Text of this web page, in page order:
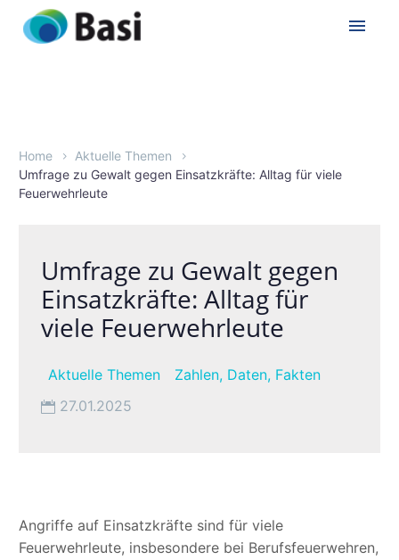
Home
Aktuelle Themen
Umfrage zu Gewalt gegen Einsatzkräfte: Alltag für viele
Feuerwehrleute
Umfrage zu Gewalt gegen
Einsatzkräfte: Alltag für
viele Feuerwehrleute
Aktuelle Themen
Zahlen, Daten, Fakten
27.01.2025
Angriffe auf Einsatzkräfte sind für viele
Feuerwehrleute, insbesondere bei Berufsfeuerwehren,